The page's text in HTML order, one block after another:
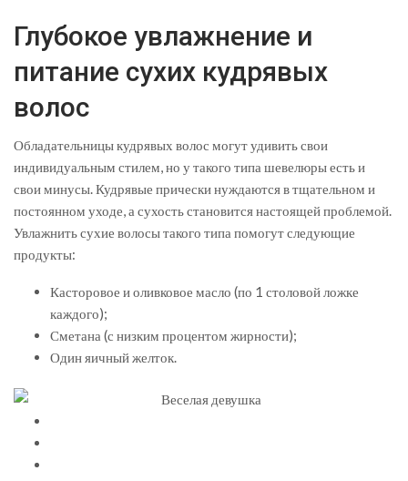
Глубокое увлажнение и
питание сухих кудрявых
волос
Обладательницы кудрявых волос могут удивить свои
индивидуальным стилем, но у такого типа шевелюры есть и
свои минусы. Кудрявые прически нуждаются в тщательном и
постоянном уходе, а сухость становится настоящей проблемой.
Увлажнить сухие волосы такого типа помогут следующие
продукты:
Касторовое и оливковое масло (по 1 столовой ложке
каждого);
Сметана (с низким процентом жирности);
Один яичный желток.